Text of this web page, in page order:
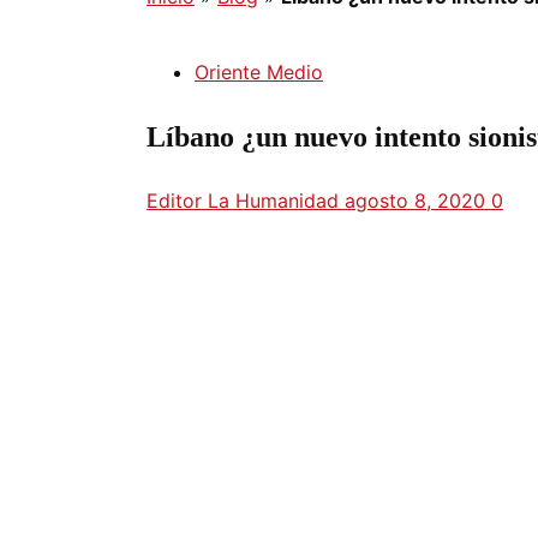
Oriente Medio
Líbano ¿un nuevo intento
Editor La Humanidad agosto 8, 2020 0